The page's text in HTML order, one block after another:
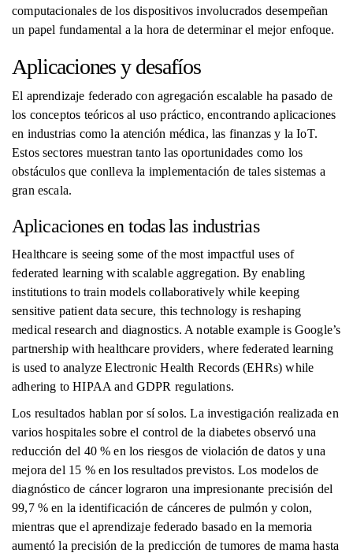
computacionales de los dispositivos involucrados desempeñan
un papel fundamental a la hora de determinar el mejor enfoque.
Aplicaciones y desafíos
El aprendizaje federado con agregación escalable ha pasado de
los conceptos teóricos al uso práctico, encontrando aplicaciones
en industrias como la atención médica, las finanzas y la IoT.
Estos sectores muestran tanto las oportunidades como los
obstáculos que conlleva la implementación de tales sistemas a
gran escala.
Aplicaciones en todas las industrias
Healthcare is seeing some of the most impactful uses of
federated learning with scalable aggregation. By enabling
institutions to train models collaboratively while keeping
sensitive patient data secure, this technology is reshaping
medical research and diagnostics. A notable example is Google’s
partnership with healthcare providers, where federated learning
is used to analyze Electronic Health Records (EHRs) while
adhering to HIPAA and GDPR regulations.
Los resultados hablan por sí solos. La investigación realizada en
varios hospitales sobre el control de la diabetes observó una
reducción del 40 % en los riesgos de violación de datos y una
mejora del 15 % en los resultados previstos. Los modelos de
diagnóstico de cáncer lograron una impresionante precisión del
99,7 % en la identificación de cánceres de pulmón y colon,
mientras que el aprendizaje federado basado en la memoria
aumentó la precisión de la predicción de tumores de mama hasta